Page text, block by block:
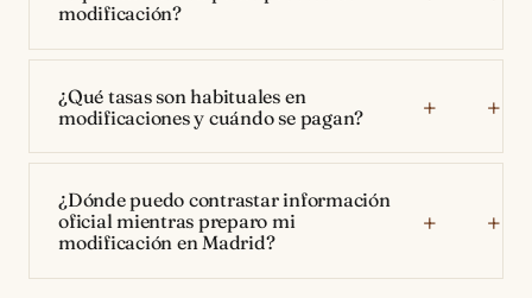
modificación?
¿Qué tasas son habituales en
modificaciones y cuándo se pagan?
¿Dónde puedo contrastar información
oficial mientras preparo mi
modificación en Madrid?